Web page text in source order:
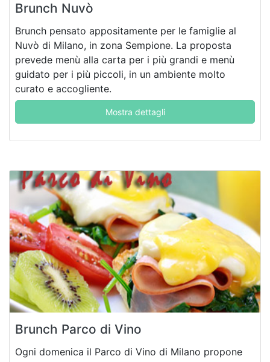
Brunch Nuvò
Brunch pensato appositamente per le famiglie al
Nuvò di Milano, in zona Sempione. La proposta
prevede menù alla carta per i più grandi e menù
guidato per i più piccoli, in un ambiente molto
curato e accogliente.
Mostra dettagli
Brunch Parco di Vino
Ogni domenica il Parco di Vino di Milano propone